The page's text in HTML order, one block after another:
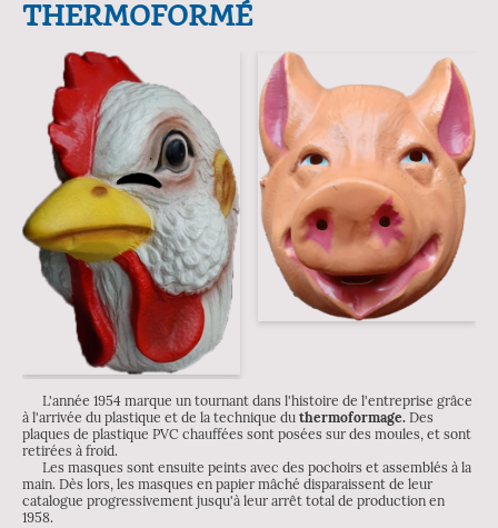
THERMOFORMÉ
L'année 1954 marque un tournant dans l'histoire de l'entreprise grâce
à l'arrivée du plastique et de la technique du thermoformage. Des
plaques de plastique PVC chauffées sont posées sur des moules, et sont
retirées à froid.
Les masques sont ensuite peints avec des pochoirs et assemblés à la
main. Dès lors, les masques en papier mâché disparaissent de leur
catalogue progressivement jusqu'à leur arrêt total de production en
1958.